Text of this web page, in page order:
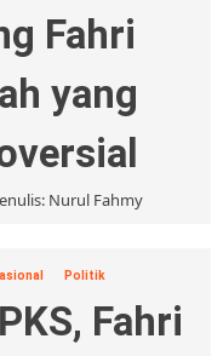
Fahri
yang
Nurul Fahmy
Politik
Fahri